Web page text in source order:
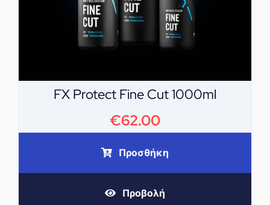
FX Protect Fine Cut 1000ml
€62.00
Προσθήκη
Προβολή